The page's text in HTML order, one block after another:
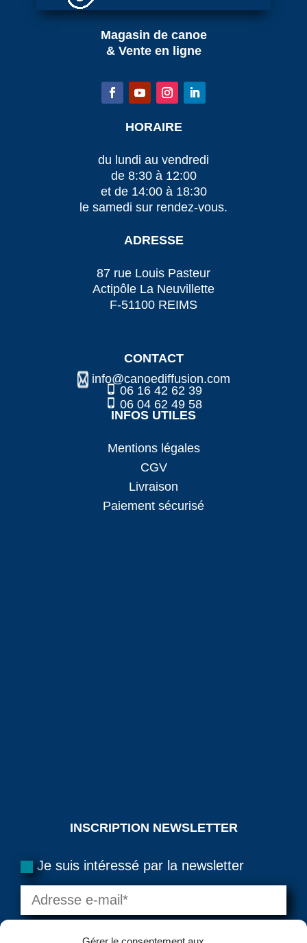
Magasin de canoe
& Vente en ligne
HORAIRE
du lundi au vendredi
de 8:30 à 12:00
et de 14:00 à 18:30
le samedi sur rendez-vous.
ADRESSE
87 rue Louis Pasteur
Actipôle La Neuvillette
F-51100 REIMS
CONTACT
06 16 42 62 39
06 04 62 49 58
info@canoediffusion.com
INFOS UTILES
Mentions légales
CGV
Livraison
Paiement sécurisé
INSCRIPTION NEWSLETTER
Je suis intéressé par la newsletter